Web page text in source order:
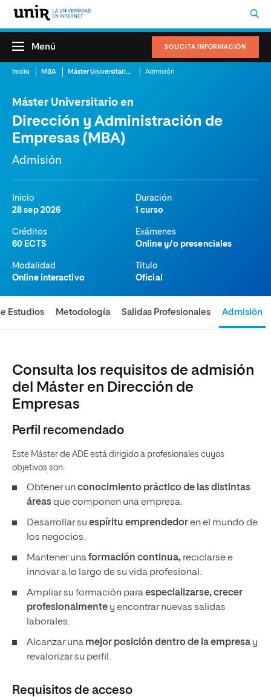
SOLICITA INFORMACIÓN
Menú
Inicio MBA Máster Universitario en Dirección y Administración de Empresas (MBA) Admisión
Máster Universitario en
Dirección y Administración de
Empresas (MBA)
Admisión
Inicio
28 sep 2026
Duración
1 curso
Créditos
60 ECTS
Exámenes
Online y/o presenciales
Modalidad
Online interactivo
Título
Oficial
Estudios Metodología Salidas Profesionales Admisión
Consulta los requisitos de admisión
del Máster en Dirección de
Empresas
Perfil recomendado
Este Máster de ADE está dirigido a profesionales cuyos
objetivos son:
Obtener unconocimiento práctico de las distintas
áreasque componen una empresa.
Desarrollar su espíritu emprendedoren el mundo de
los negocios.
Mantener unaformación continua, reciclarse e
innovar a lo largo de su vida profesional.
Ampliar su formación paraespecializarse, crecer
profesionalmente y encontrar nuevas salidas
laborales.
Alcanzar una mejor posición dentro de la empresa y
revalorizar su perfil.
Requisitos de acceso